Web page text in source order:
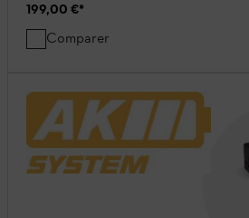
199,00 €*
Comparer